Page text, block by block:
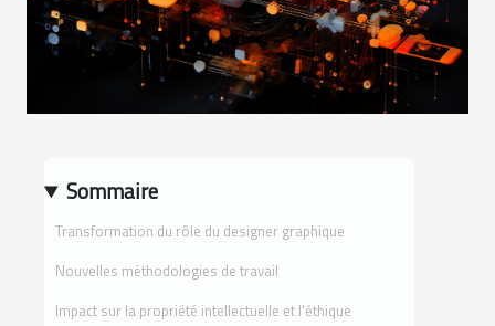
Sommaire
Transformation du rôle du designer graphique
Nouvelles méthodologies de travail
Impact sur la propriété intellectuelle et l'éthique